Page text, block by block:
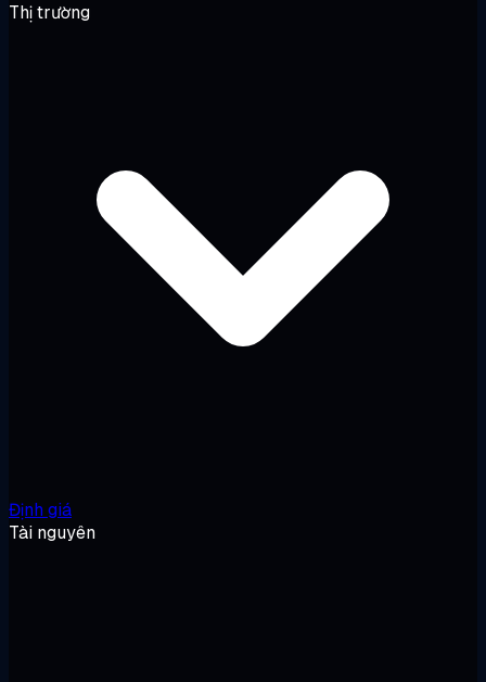
Thị trường
Định giá
Tài nguyên